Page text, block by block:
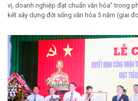
vị, doanh nghiệp đạt chuẩn văn hóa” trong
kết xây dựng đời sống văn hóa 5 năm (giai